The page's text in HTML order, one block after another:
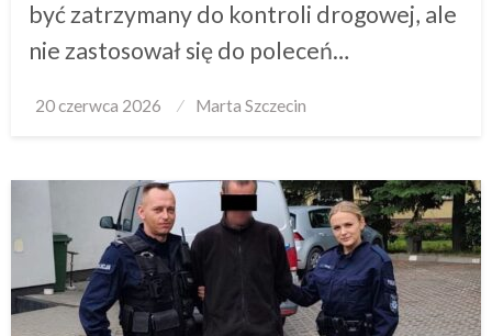
być zatrzymany do kontroli drogowej, ale
nie zastosował się do poleceń…
Posted
20 czerwca 2026 Marta Szczecin